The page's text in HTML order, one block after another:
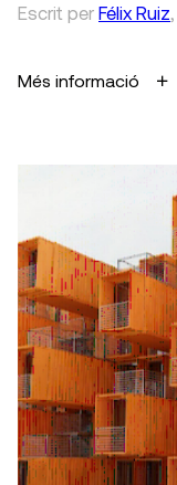
Escrit per Félix Ruiz,
Més informació